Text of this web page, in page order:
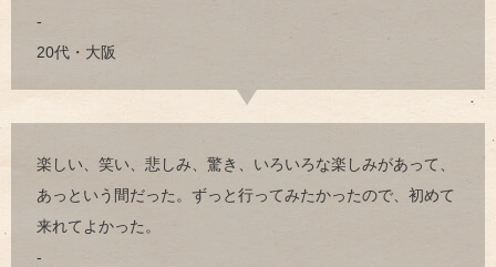
-
20代・大阪
楽しい、笑い、悲しみ、驚き、いろいろな楽しみがあって、
あっという間だった。ずっと行ってみたかったので、初めて
来れてよかった。
-